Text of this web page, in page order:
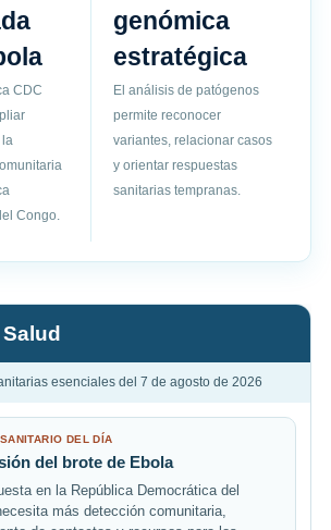
CDC
Congo.
genómica
estratégica
El análisis de patógenos
permite reconocer
variantes, relacionar casos
y orientar respuestas
sanitarias tempranas.
esenciales del 7 de agosto de 2026
DEL DÍA
del brote de Ebola
en la República Democrática del
más detección comunitaria,